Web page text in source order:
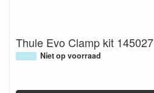
Thule Evo Clamp kit 145027
Niet op voorraad